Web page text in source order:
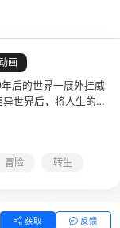
画
后的世界一展外挂威
世界后，将人生的一
命句点。在那之后过
以登上魔导巅峰为目
冒险 转生
获取 反馈